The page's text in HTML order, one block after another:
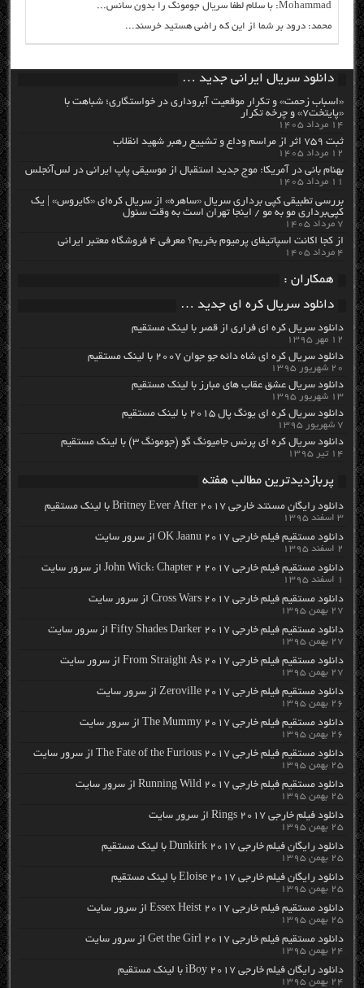
Mohammad: با سلام لطفا سریال جومونگ را بدون سانس...
محمد: درود بر شما از این که راضی هستید خرسند...
دانلود سریال ایرانی جدید …
«اسباب زحمت» و تکرار موقعیت آبروداری در خواستگاری؛ شباهت با
«پایتخت۷» و چرخه تکرار
۱۴ مرداد ۱۴۰۵
ثبت ۷۵۹ اثر از مراسم وداع و تشییع رهبر شهید انقلاب
۱۲ مرداد ۱۴۰۵
بهنام بانی در آمریکا: موج جدید استقبال از موسیقی پاپ ایرانی در لس‌آنجلس
۱۱ مرداد ۱۴۰۵
بررسی تطبیقی کپی برداری سریال «ساهره» از سریال کره‌ای «کایروس» | یک
کپی‌برداری مو به مو / اینجا تهران است به وقت سئول
۷ مرداد ۱۴۰۵
از کجا اکانت اسپاتیفای پرمیوم بخریم؟ معرفی ۴ فروشگاه معتبر ایرانی
۴ مرداد ۱۴۰۵
همکاران :
دانلود سریال کره ای جدید …
دانلود سریال کره ای فراری از قصر با لینک مستقیم
۱۲ مهر ۱۳۹۵
دانلود سریال کره ای شاه دائه جو جوان ۲۰۰۷ با لینک مستقیم
۲۰ شهریور ۱۳۹۵
دانلود سریال عشق عقاب های مبارز با لینک مستقیم
۱۳ شهریور ۱۳۹۵
دانلود سریال کره ای یونگ پال ۲۰۱۵ با لینک مستقیم
۷ شهریور ۱۳۹۵
دانلود سریال کره ای پرنس جامیونگ گو (جومونگ ۳) با لینک مستقیم
۱۴ تیر ۱۳۹۵
پربازدیدترین مطالب هفته
دانلود رایگان مسنتد خارجی Britney Ever After 2017 با لینک مستقیم
۳ اسفند ۱۳۹۵
دانلود مستقیم فیلم خارجی OK Jaanu 2017 از سرور سایت
۲ اسفند ۱۳۹۵
دانلود مستقیم فیلم خارجی John Wick: Chapter 2 2017 از سرور سایت
۱ اسفند ۱۳۹۵
دانلود مستقیم فیلم خارجی Cross Wars 2017 از سرور سایت
۲۷ بهمن ۱۳۹۵
دانلود مستقیم فیلم خارجی Fifty Shades Darker 2017 از سرور سایت
۲۷ بهمن ۱۳۹۵
دانلود مستقیم فیلم خارجی From Straight As 2017 از سرور سایت
۲۷ بهمن ۱۳۹۵
دانلود مستقیم فیلم خارجی Zeroville 2017 از سرور سایت
۲۶ بهمن ۱۳۹۵
دانلود مستقیم فیلم خارجی The Mummy 2017 از سرور سایت
۲۶ بهمن ۱۳۹۵
دانلود مستقیم فیلم خارجی The Fate of the Furious 2017 از سرور سایت
۲۵ بهمن ۱۳۹۵
دانلود مستقیم فیلم خارجی Running Wild 2017 از سرور سایت
۲۵ بهمن ۱۳۹۵
دانلود فیلم خارجی Rings 2017 از سرور سایت
۲۵ بهمن ۱۳۹۵
دانلود رایگان فیلم خارجی Dunkirk 2017 با لینک مستقیم
۲۵ بهمن ۱۳۹۵
دانلود رایگان فیلم خارجی Eloise 2017 با لینک مستقیم
۲۵ بهمن ۱۳۹۵
دانلود مستقیم فیلم خارجی Essex Heist 2017 از سرور سایت
۲۵ بهمن ۱۳۹۵
دانلود مستقیم فیلم خارجی Get the Girl 2017 از سرور سایت
۲۴ بهمن ۱۳۹۵
دانلود رایگان فیلم خارجی iBoy 2017 با لینک مستقیم
۲۴ بهمن ۱۳۹۵